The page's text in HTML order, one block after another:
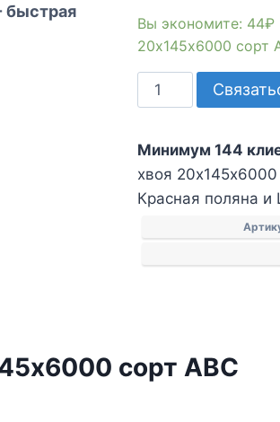
Вы экономите: 44₽
20х145х6000 сорт
Количество
товара
строганная
доска
хвоя
Минимум 144
хвоя
Красная поляна и
быстрая
сорт АВС